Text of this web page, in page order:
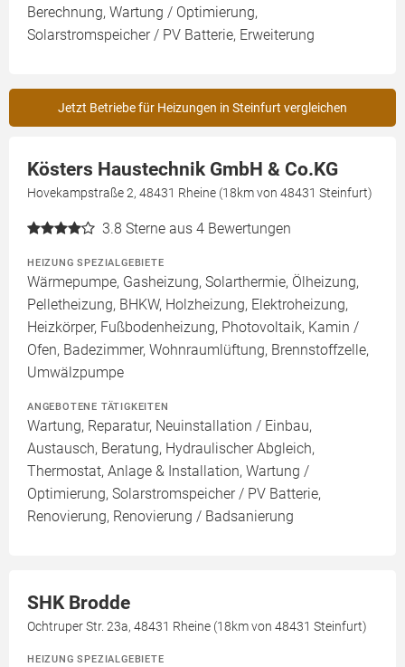
Berechnung, Wartung / Optimierung,
Solarstromspeicher / PV Batterie, Erweiterung
Jetzt Betriebe für Heizungen in Steinfurt vergleichen
Kösters Haustechnik GmbH & Co.KG
Hovekampstraße 2, 48431 Rheine (18km von 48431 Steinfurt)
3.8 Sterne aus 4 Bewertungen
HEIZUNG SPEZIALGEBIETE
Wärmepumpe, Gasheizung, Solarthermie, Ölheizung,
Pelletheizung, BHKW, Holzheizung, Elektroheizung,
Heizkörper, Fußbodenheizung, Photovoltaik, Kamin /
Ofen, Badezimmer, Wohnraumlüftung, Brennstoffzelle,
Umwälzpumpe
ANGEBOTENE TÄTIGKEITEN
Wartung, Reparatur, Neuinstallation / Einbau,
Austausch, Beratung, Hydraulischer Abgleich,
Thermostat, Anlage & Installation, Wartung /
Optimierung, Solarstromspeicher / PV Batterie,
Renovierung, Renovierung / Badsanierung
SHK Brodde
Ochtruper Str. 23a, 48431 Rheine (18km von 48431 Steinfurt)
HEIZUNG SPEZIALGEBIETE